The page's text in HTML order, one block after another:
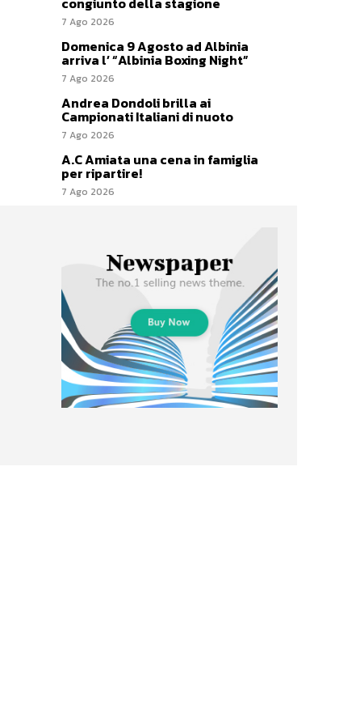
7 Ago 2026
Domenica 9 Agosto ad Albinia
arriva l’ “Albinia Boxing Night”
7 Ago 2026
Andrea Dondoli brilla ai
Campionati Italiani di nuoto
7 Ago 2026
A.C Amiata una cena in famiglia
per ripartire!
7 Ago 2026